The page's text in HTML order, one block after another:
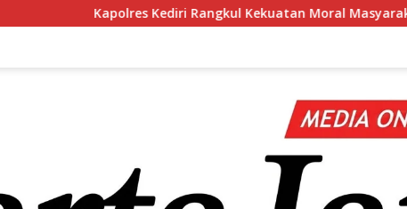
Kediri Rangkul Kekuatan Moral Masyarakat Lewat Silaturahmi